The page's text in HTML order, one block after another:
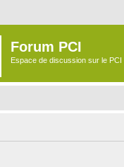
Forum PCI
Espace de discussion sur le